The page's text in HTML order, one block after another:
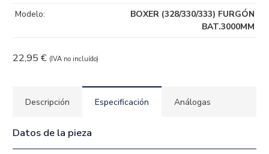
22,95 € (IVA no incluído)
Modelo:
BOXER (328/330/333) FURGÓN
BAT.3000MM
Descripción Especificación Análogas
Datos de la pieza